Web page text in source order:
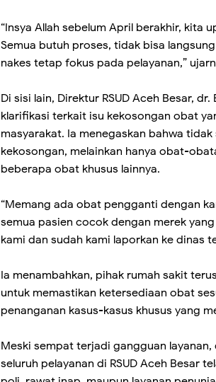
“Insya Allah sebelum April berakhir, kita
Semua butuh proses, tidak bisa
nakes tetap fokus pada pelayanan,”
Di sisi lain, Direktur RSUD Aceh Besar,
klarifikasi terkait isu kekosongan obat
masyarakat. Ia menegaskan bahwa
kekosongan, melainkan hanya obat-
beberapa obat khusus lainnya.
“Memang ada obat pengganti dengan
semua pasien cocok dengan merek
kami dan sudah kami laporkan ke dinas
Ia menambahkan, pihak rumah sakit
untuk memastikan ketersediaan obat
penanganan kasus-kasus khusus yang
Meski sempat terjadi gangguan
seluruh pelayanan di RSUD Aceh Besar